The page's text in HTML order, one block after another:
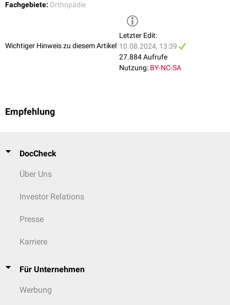
Fachgebiete: Orthopädie
Wichtiger Hinweis zu diesem Artikel
Letzter Edit:
10.08.2024, 13:39
27.884 Aufrufe
Nutzung: BY-NC-SA
Empfehlung
DocCheck
Über Uns
Investor Relations
Presse
Karriere
Für Unternehmen
Werbung